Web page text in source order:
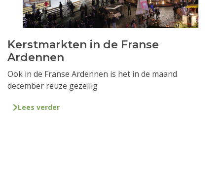
Kerstmarkten in de Franse
Ardennen
Ook in de Franse Ardennen is het in de maand
december reuze gezellig
Lees verder